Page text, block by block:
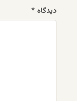
دیدگاه *